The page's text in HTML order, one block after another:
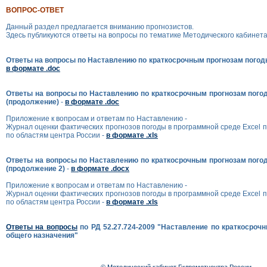
ВОПРОС-ОТВЕТ
Данный раздел предлагается вниманию прогнозистов.
Здесь публикуются ответы на вопросы по тематике Методического
Ответы на вопросы по Наставлению по краткосрочным прогнозам
в формате .doc
Ответы на вопросы по Наставлению по краткосрочным прогнозам
(продолжение) - в формате .doc
Приложение к вопросам и ответам по Наставлению -
Журнал оценки фактических прогнозов погоды в программной среде Excel
по областям центра России - в формате .xls
Ответы на вопросы по Наставлению по краткосрочным прогнозам
(продолжение 2) - в формате .docx
Приложение к вопросам и ответам по Наставлению -
Журнал оценки фактических прогнозов погоды в программной среде Excel
по областям центра России - в формате .xls
Ответы на вопросы по РД 52.27.724-2009 "Наставление по
общего назначения"